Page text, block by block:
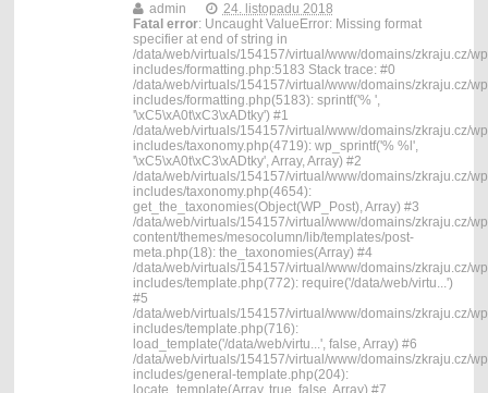
admin
24. listopadu 2018
Fatal error: Uncaught ValueError: Missing format
specifier at end of string in
/data/web/virtuals/154157/virtual/www/domains/zkraju.cz/
includes/formatting.php:5183 Stack trace: #0
/data/web/virtuals/154157/virtual/www/domains/zkraju.cz/
includes/formatting.php(5183): sprintf('% ',
'\xC5\xA0t\xC3\xADtky') #1
/data/web/virtuals/154157/virtual/www/domains/zkraju.cz/
includes/taxonomy.php(4719): wp_sprintf('% %l',
'\xC5\xA0t\xC3\xADtky', Array, Array) #2
/data/web/virtuals/154157/virtual/www/domains/zkraju.cz/
includes/taxonomy.php(4654):
get_the_taxonomies(Object(WP_Post), Array) #3
/data/web/virtuals/154157/virtual/www/domains/zkraju.cz/
content/themes/mesocolumn/lib/templates/post-
meta.php(18): the_taxonomies(Array) #4
/data/web/virtuals/154157/virtual/www/domains/zkraju.cz/
includes/template.php(772): require('/data/web/virtu...')
#5
/data/web/virtuals/154157/virtual/www/domains/zkraju.cz/
includes/template.php(716):
load_template('/data/web/virtu...', false, Array) #6
/data/web/virtuals/154157/virtual/www/domains/zkraju.cz/
includes/general-template.php(204):